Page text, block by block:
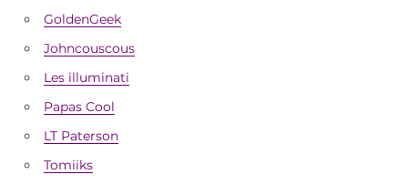
GoldenGeek
Johncouscous
Les illuminati
Papas Cool
LT Paterson
Tomiiks